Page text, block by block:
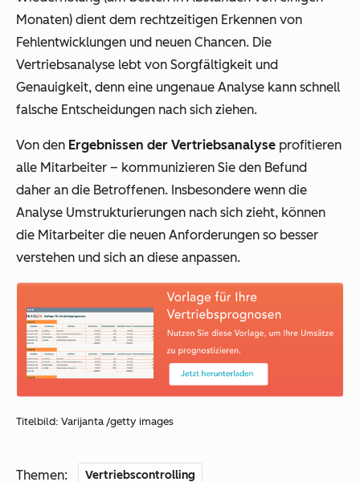
Monaten) dient dem rechtzeitigen Erkennen von
Fehlentwicklungen und neuen Chancen. Die
Vertriebsanalyse lebt von Sorgfältigkeit und
Genauigkeit, denn eine ungenaue Analyse kann schnell
falsche Entscheidungen nach sich ziehen.
Von den Ergebnissen der Vertriebsanalyse profitieren
alle Mitarbeiter – kommunizieren Sie den Befund
daher an die Betroffenen. Insbesondere wenn die
Analyse Umstrukturierungen nach sich zieht, können
die Mitarbeiter die neuen Anforderungen so besser
verstehen und sich an diese anpassen.
Titelbild: Varijanta /getty images
Themen: Vertriebscontrolling